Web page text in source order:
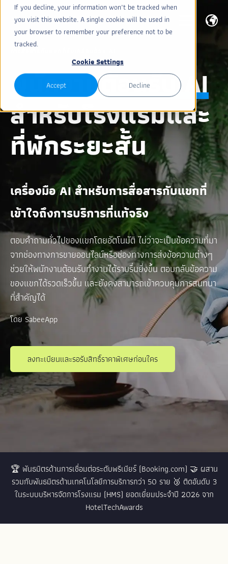
If you decline, your information won’t be tracked when
you visit this website. A single cookie will be used in
your browser to remember your preference not to be
tracked.
Cookie Settings
Accept Decline
พนักงานต้อนรับ AI
สำหรับโรงแรมและ
ที่พักระยะสั้น
เครื่องมือ AI สำหรับการสื่อสารกับแขกที่
เข้าใจถึงการบริการที่แท้จริง
ตอบคำถามทั่วไปของแขกโดยอัตโนมัติ ไม่ว่าจะเป็นข้อความที่มา
จากช่องทางการขายออนไลน์หรือช่องทางการส่งข้อความต่างๆ
ช่วยให้พนักงานต้อนรับทำงานได้ราบรื่นยิ่งขึ้น ตอบกลับข้อความ
ของแขกได้รวดเร็วขึ้น และยังคงสามารถเข้าควบคุมการสนทนา
ที่สำคัญได้
โดย SabeeApp
ลงทะเบียนและรอรับสิทธิ์ราคาพิเศษก่อนใคร
🏆 พันธมิตรด้านการเชื่อมต่อระดับพรีเมียร์ (Booking.com) 🤝 ผสาน
รวมกับพันธมิตรด้านเทคโนโลยีการบริการกว่า 50 ราย 🥉 ติดอันดับ 3
ในระบบบริหารจัดการโรงแรม (HMS) ยอดเยี่ยมประจำปี 2026 จาก
HotelTechAwards